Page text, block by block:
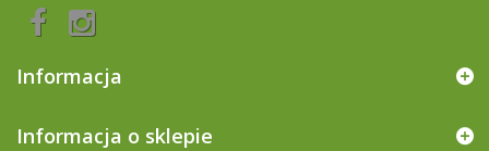
Informacja
Informacja o sklepie